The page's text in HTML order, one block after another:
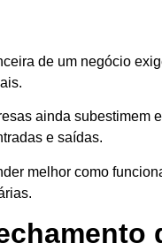
de um negócio
ainda subestimem
e saídas.
melhor como